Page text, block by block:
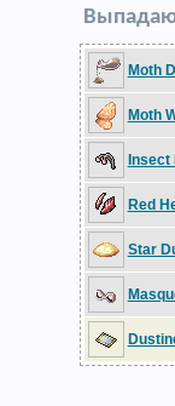
Moth
Moth
Insect
Red
Star